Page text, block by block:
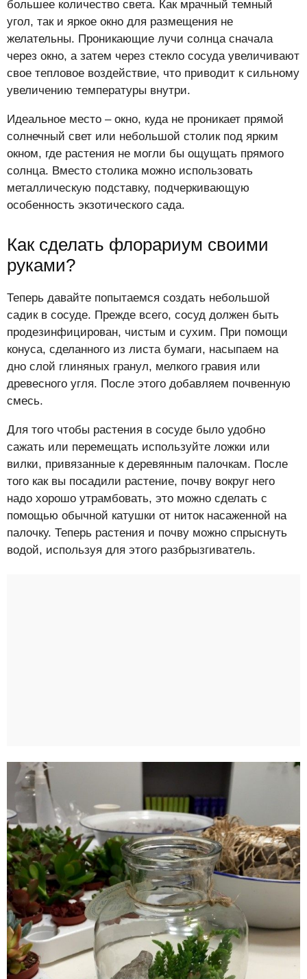
большее количество света. Как мрачный темный
угол, так и яркое окно для размещения не
желательны. Проникающие лучи солнца сначала
через окно, а затем через стекло сосуда увеличивают
свое тепловое воздействие, что приводит к сильному
увеличению температуры внутри.
Идеальное место – окно, куда не проникает прямой
солнечный свет или небольшой столик под ярким
окном, где растения не могли бы ощущать прямого
солнца. Вместо столика можно использовать
металлическую подставку, подчеркивающую
особенность экзотического сада.
Как сделать флорариум своими
руками?
Теперь давайте попытаемся создать небольшой
садик в сосуде. Прежде всего, сосуд должен быть
продезинфицирован, чистым и сухим. При помощи
конуса, сделанного из листа бумаги, насыпаем на
дно слой глиняных гранул, мелкого гравия или
древесного угля. После этого добавляем почвенную
смесь.
Для того чтобы растения в сосуде было удобно
сажать или перемещать используйте ложки или
вилки, привязанные к деревянным палочкам. После
того как вы посадили растение, почву вокруг него
надо хорошо утрамбовать, это можно сделать с
помощью обычной катушки от ниток насаженной на
палочку. Теперь растения и почву можно спрыснуть
водой, используя для этого разбрызгиватель.